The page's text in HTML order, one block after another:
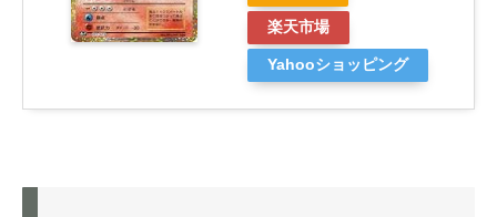
楽天市場
Yahooショッピング